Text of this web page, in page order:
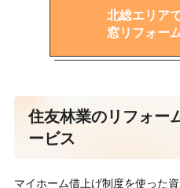
北総エリア
窓リフォー
住友林業のリフォー
ービス
マイホーム借上げ制度を使った